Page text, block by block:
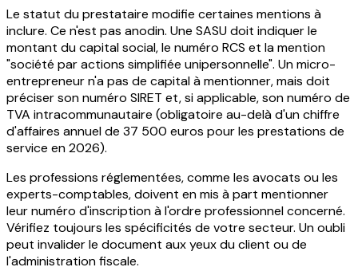
Le statut du prestataire modifie certaines mentions à
inclure. Ce n'est pas anodin. Une SASU doit indiquer le
montant du capital social, le numéro RCS et la mention
"société par actions simplifiée unipersonnelle". Un micro-
entrepreneur n'a pas de capital à mentionner, mais doit
préciser son numéro SIRET et, si applicable, son numéro de
TVA intracommunautaire (obligatoire au-delà d'un chiffre
d'affaires annuel de 37 500 euros pour les prestations de
service en 2026).
Les professions réglementées, comme les avocats ou les
experts-comptables, doivent en mis à part mentionner
leur numéro d'inscription à l'ordre professionnel concerné.
Vérifiez toujours les spécificités de votre secteur. Un oubli
peut invalider le document aux yeux du client ou de
l'administration fiscale.